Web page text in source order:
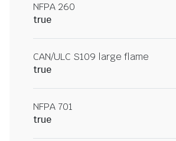
NFPA 260
true
CAN/ULC S109 large flame
true
NFPA 701
true